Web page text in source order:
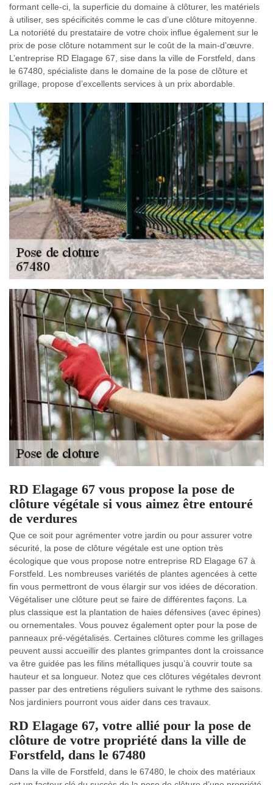
formant celle-ci, la superficie du domaine à clôturer, les matériels
à utiliser, ses spécificités comme le cas d’une clôture mitoyenne.
La notoriété du prestataire de votre choix influe également sur le
prix de pose clôture notamment sur le coût de la main-d’œuvre.
L’entreprise RD Elagage 67, sise dans la ville de Forstfeld, dans
le 67480, spécialiste dans le domaine de la pose de clôture et
grillage, propose d’excellents services à un prix abordable.
RD Elagage 67 vous propose la pose de
clôture végétale si vous aimez être entouré
de verdures
Que ce soit pour agrémenter votre jardin ou pour assurer votre
sécurité, la pose de clôture végétale est une option très
écologique que vous propose notre entreprise RD Elagage 67 à
Forstfeld. Les nombreuses variétés de plantes agencées à cette
fin vous permettront de vous élargir sur vos idées de décoration.
Végétaliser une clôture peut se faire de différentes façons. La
plus classique est la plantation de haies défensives (avec épines)
ou ornementales. Vous pouvez également opter pour la pose de
panneaux pré-végétalisés. Certaines clôtures comme les grillages
peuvent aussi accueillir des plantes grimpantes dont la croissance
va être guidée pas les filins métalliques jusqu’à couvrir toute sa
hauteur et sa longueur. Notez que ces clôtures végétales devront
passer par des entretiens réguliers suivant le rythme des saisons.
Nos jardiniers pourront vous aider dans ces travaux.
RD Elagage 67, votre allié pour la pose de
clôture de votre propriété dans la ville de
Forstfeld, dans le 67480
Dans la ville de Forstfeld, dans le 67480, le choix des matériaux